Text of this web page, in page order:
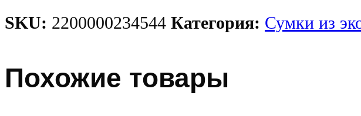
SKU: 2200000234544 Категория: Сумки из
Похожие товары